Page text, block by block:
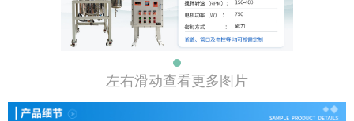
左右滑动查看更多图片